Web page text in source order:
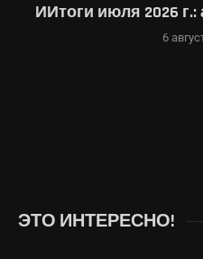
ИИтоги июля 2026 г.:
6
ЭТО ИНТЕРЕСНО!